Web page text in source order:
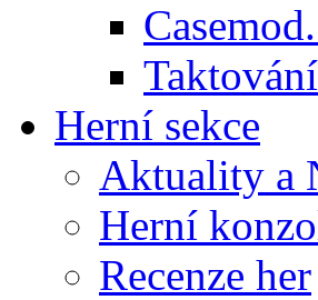
Taktování
Herní sekce
Aktuality a
Herní
Recenze her